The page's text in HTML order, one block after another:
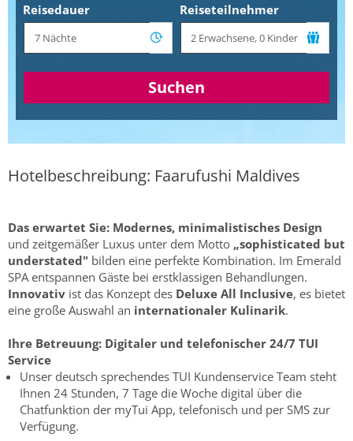
Reisedauer Reiseteilnehmer
Suchen
Hotelbeschreibung: Faarufushi Maldives
Das erwartet Sie: Modernes, minimalistisches Design
und zeitgemäßer Luxus unter dem Motto „sophisticated but
understated" bilden eine perfekte Kombination. Im Emerald
SPA entspannen Gäste bei erstklassigen Behandlungen.
Innovativ ist das Konzept des Deluxe All Inclusive, es bietet
eine große Auswahl an internationaler Kulinarik.
Ihre Betreuung: Digitaler und telefonischer 24/7 TUI
Service
Unser deutsch sprechendes TUI Kundenservice Team steht
Ihnen 24 Stunden, 7 Tage die Woche digital über die
Chatfunktion der myTui App, telefonisch und per SMS zur
Verfügung.